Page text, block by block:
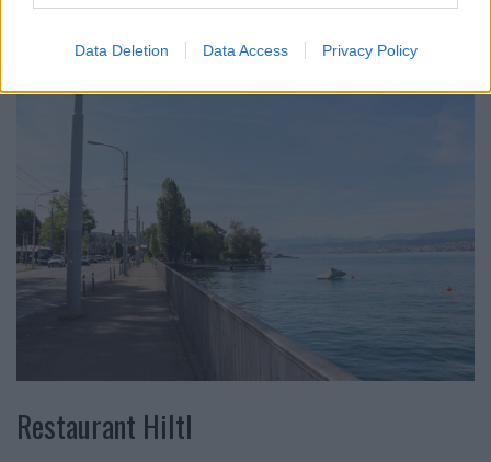
Data Deletion Data Access Privacy Policy
und mit Freude auf die Bodenklingel hauen, sobald sich
das Gefährt in Bewegung setzt.
Restaurant Hiltl